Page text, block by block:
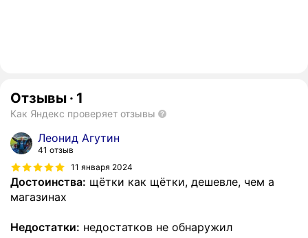
Отзывы · 1
Как Яндекс проверяет отзывы
Леонид Агутин
41 отзыв
11 января 2024
Достоинства: щётки как щётки, дешевле, чем а
магазинах
Недостатки: недостатков не обнаружил